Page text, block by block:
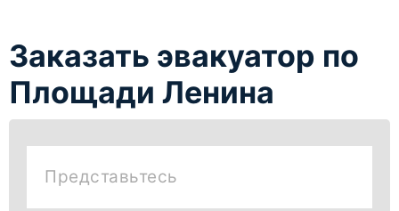
Заказать эвакуатор по
Площади Ленина
Представьтесь